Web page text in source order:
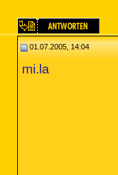
01.07.2005, 14:04
mi.la